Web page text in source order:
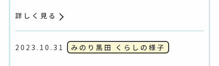
詳しく見る
2023.10.31 みのり黒田 くらしの様子